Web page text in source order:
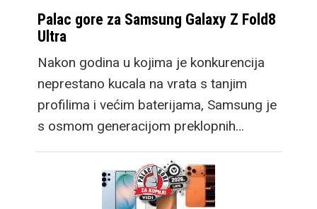
Palac gore za Samsung Galaxy Z Fold8
Ultra
Nakon godina u kojima je konkurencija
neprestano kucala na vrata s tanjim
profilima i većim baterijama, Samsung je
s osmom generacijom preklopnih…